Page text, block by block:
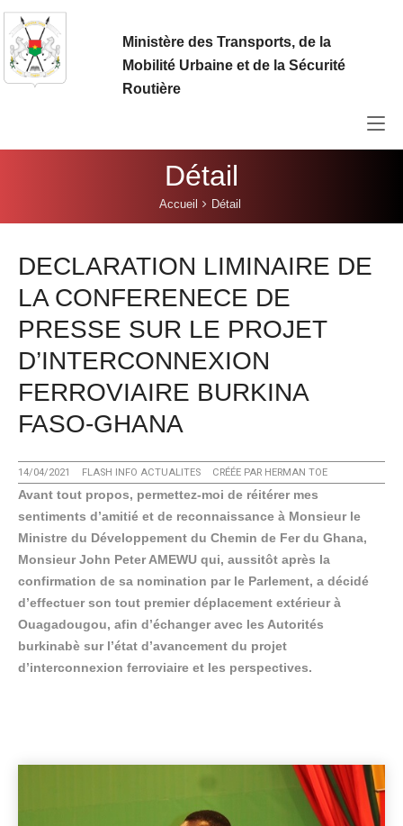
Aller au contenu principal
Ministère des Transports, de la
Mobilité Urbaine et de la Sécurité
Routière
Détail
Accueil Détail
DECLARATION LIMINAIRE DE
LA CONFERENECE DE
PRESSE SUR LE PROJET
D’INTERCONNEXION
FERROVIAIRE BURKINA
FASO-GHANA
14/04/2021 FLASH INFO ACTUALITES CRÉÉE PAR HERMAN TOE
Avant tout propos, permettez-moi de réitérer mes
sentiments d’amitié et de reconnaissance à Monsieur le
Ministre du Développement du Chemin de Fer du Ghana,
Monsieur John Peter AMEWU qui, aussitôt après la
confirmation de sa nomination par le Parlement, a décidé
d’effectuer son tout premier déplacement extérieur à
Ouagadougou, afin d’échanger avec les Autorités
burkinabè sur l’état d’avancement du projet
d’interconnexion ferroviaire et les perspectives.